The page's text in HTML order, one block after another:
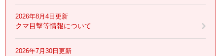
2026年8月4日更新
クマ目撃等情報について
2026年7月30日更新